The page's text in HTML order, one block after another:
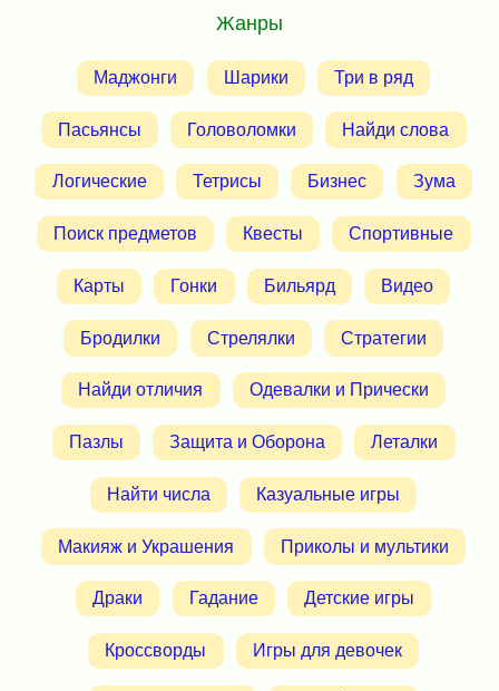
Жанры
Маджонги Шарики Три в ряд
Пасьянсы Головоломки Найди слова
Логические Тетрисы Бизнес Зума
Поиск предметов Квесты Спортивные
Карты Гонки Бильярд Видео
Бродилки Стрелялки Стратегии
Найди отличия Одевалки и Прически
Пазлы Защита и Оборона Леталки
Найти числа Казуальные игры
Макияж и Украшения Приколы и мультики
Драки Гадание Детские игры
Кроссворды Игры для девочек